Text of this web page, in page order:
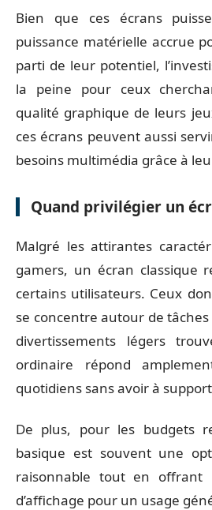
Bien que ces écrans
puissance matérielle accrue
parti de leur potentiel,
la peine pour ceux
qualité graphique de leurs
ces écrans peuvent aussi
besoins multimédia grâce à
Quand privilégier un
Malgré les attirantes
gamers, un écran classique
certains utilisateurs. Ceux
se concentre autour de
divertissements légers
ordinaire répond
quotidiens sans avoir à
De plus, pour les budgets
basique est souvent une
raisonnable tout en offrant
d’affichage pour un usage